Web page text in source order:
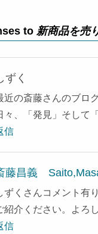
to 新商品を売
ずく
近の斎藤さんのブロ
々、「発見」そして
信
藤昌義
ずくさんコメント有
紹介ください。よろ
信